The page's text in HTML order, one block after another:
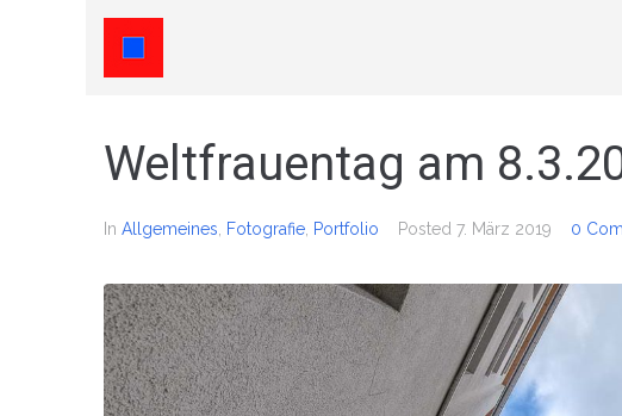
Weltfrauentag am
In Allgemeines Fotografie Portfolio Posted 7. März 2019 0